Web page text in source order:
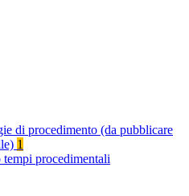
di procedimento (da pubblicare
1
procedimentali